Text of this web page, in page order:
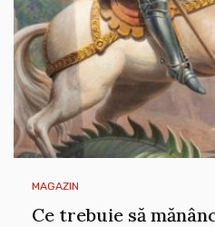
MAGAZIN
Ce trebuie să